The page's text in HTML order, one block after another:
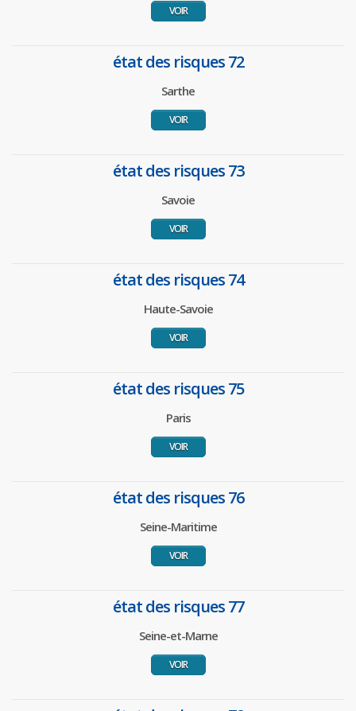
VOIR
état des risques 72
Sarthe
VOIR
état des risques 73
Savoie
VOIR
état des risques 74
Haute-Savoie
VOIR
état des risques 75
Paris
VOIR
état des risques 76
Seine-Maritime
VOIR
état des risques 77
Seine-et-Marne
VOIR